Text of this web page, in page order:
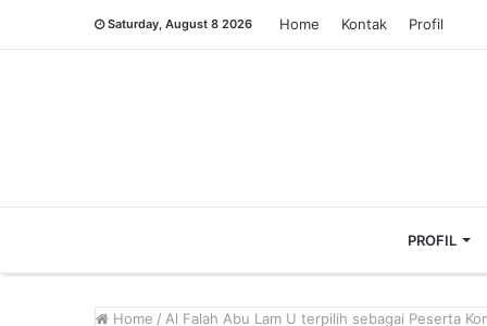
Saturday, August 8 2026 Home Kontak Profil
PROFIL
Home / Al Falah Abu Lam U terpilih sebagai Peserta